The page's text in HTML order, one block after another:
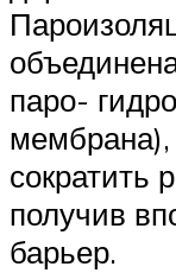
паро-
мембрана),
сократить
получив
барьер.